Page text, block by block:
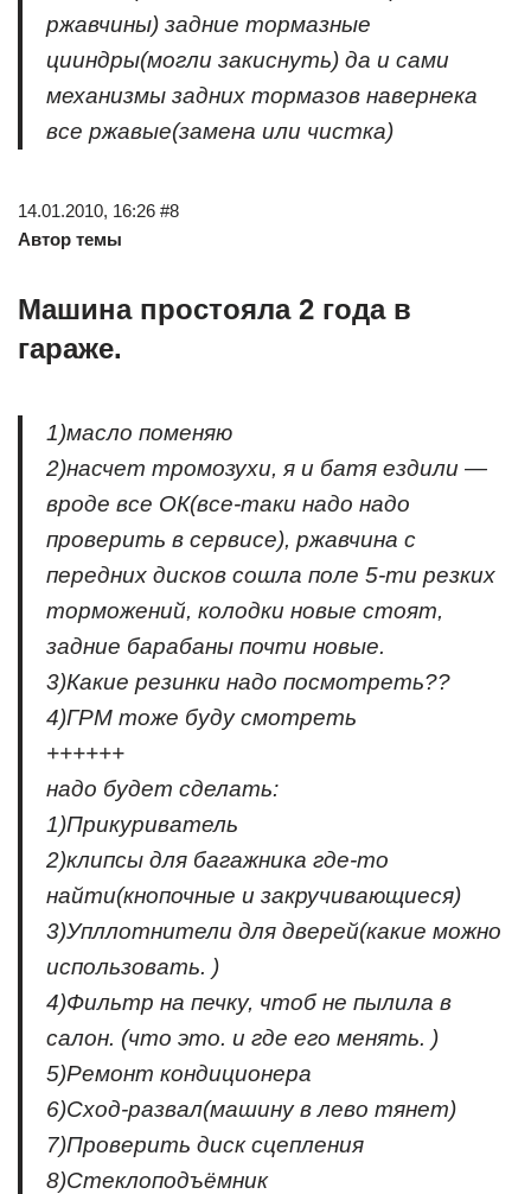
ржавчины) задние тормазные
цииндры(могли закиснуть) да и сами
механизмы задних тормазов навернека
все ржавые(замена или чистка)
14.01.2010, 16:26 #8
Автор темы
Машина простояла 2 года в
гараже.
1)масло поменяю
2)насчет тромозухи, я и батя ездили —
вроде все ОК(все-таки надо надо
проверить в сервисе), ржавчина с
передних дисков сошла поле 5-ти резких
торможений, колодки новые стоят,
задние барабаны почти новые.
3)Какие резинки надо посмотреть??
4)ГРМ тоже буду смотреть
++++++
надо будет сделать:
1)Прикуриватель
2)клипсы для багажника где-то
найти(кнопочные и закручивающиеся)
3)Упллотнители для дверей(какие можно
использовать. )
4)Фильтр на печку, чтоб не пылила в
салон. (что это. и где его менять. )
5)Ремонт кондиционера
6)Сход-развал(машину в лево тянет)
7)Проверить диск сцепления
8)Стеклоподъёмник